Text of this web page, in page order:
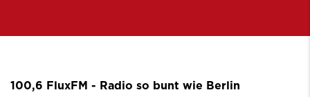
100,6 FluxFM - Radio so bunt wie Berlin